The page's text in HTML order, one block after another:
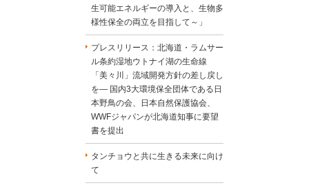
生可能エネルギーの導入と、生物多
様性保全の両立を目指して～」
プレスリリース：北海道・ラムサー
ル条約湿地ウトナイ湖の生命線
「美々川」流域開発方針の差し戻し
を― 国内3大環境保全団体である日
本野鳥の会、日本自然保護協会、
WWFジャパンが北海道知事に要望
書を提出
タンチョウと共に生きる未来に向け
て